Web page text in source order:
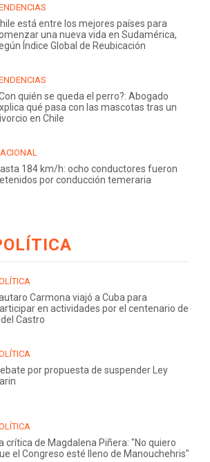
está entre los mejores países para
una nueva vida en Sudamérica,
Índice Global de Reubicación
quién se queda el perro?: Abogado
qué pasa con las mascotas tras un
en Chile
184 km/h: ocho conductores fueron
por conducción temeraria
Carmona viajó a Cuba para
en actividades por el centenario de
Castro
por propuesta de suspender Ley
crítica de Magdalena Piñera: "No quiero
el Congreso esté lleno de Manouchehris"